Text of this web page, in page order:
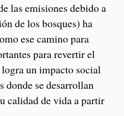
las emisiones debido a
de los bosques) ha
ese camino para
para revertir el
un impacto social
donde se desarrollan
calidad de vida a partir